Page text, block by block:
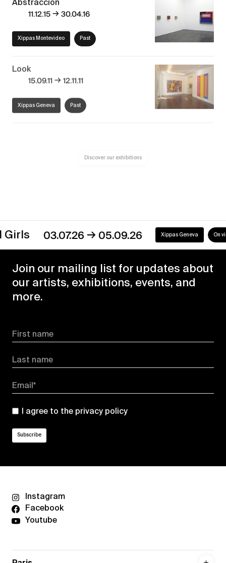
11.12.15→30.04.16
Xippas Montevideo Past
Look
15.09.11 → 12.11.11
Xippas Geneva Past
03.07.26→05.09.26 Xippas Geneva On view
Join our mailing list for updates about
our artists, exhibitions, events, and
more.
First name
Last name
Email*
I agree to the privacy policy
Instagram
Facebook
Youtube